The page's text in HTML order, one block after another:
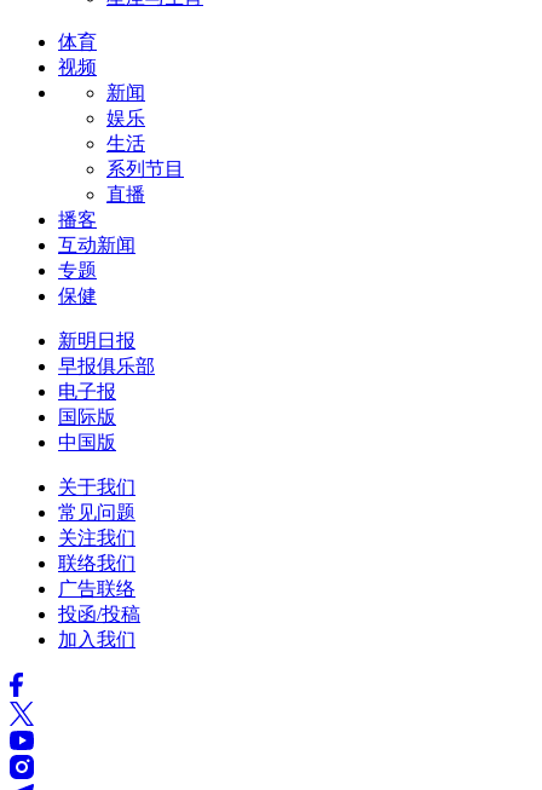
体育
视频
新闻
娱乐
生活
系列节目
直播
播客
互动新闻
专题
保健
新明日报
早报俱乐部
电子报
国际版
中国版
关于我们
常见问题
关注我们
联络我们
广告联络
投函/投稿
加入我们